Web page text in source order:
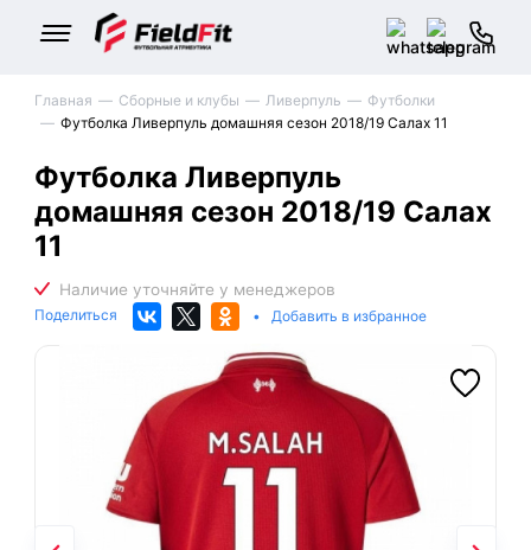
Главная Сборные и клубы Ливерпуль
Футболки
Футболка Ливерпуль домашняя сезон 2018/19 Салах 11
Футболка Ливерпуль
домашняя сезон 2018/19 Салах
11
Поделиться • Добавить в избранное